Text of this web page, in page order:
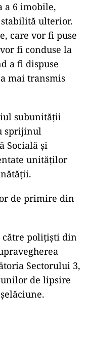
a 6 imobile,
ulterior.
care vor fi puse
fi conduse la
a fi dispuse
mai transmis
subunităţii
sprijinul
Socială şi
unităţilor
de primire din
către poliţişti din
Sectorului 3,
de lipsire